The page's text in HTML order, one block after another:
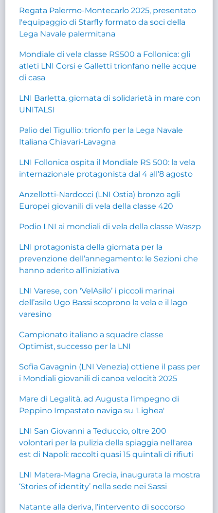
Regata Palermo-Montecarlo 2025, presentato
l'equipaggio di Starfly formato da soci della
Lega Navale palermitana
Mondiale di vela classe RS500 a Follonica: gli
atleti LNI Corsi e Galletti trionfano nelle acque
di casa
LNI Barletta, giornata di solidarietà in mare con
UNITALSI
Palio del Tigullio: trionfo per la Lega Navale
Italiana Chiavari-Lavagna
LNI Follonica ospita il Mondiale RS 500: la vela
internazionale protagonista dal 4 all’8 agosto
Anzellotti-Nardocci (LNI Ostia) bronzo agli
Europei giovanili di vela della classe 420
Podio LNI ai mondiali di vela della classe Waszp
LNI protagonista della giornata per la
prevenzione dell’annegamento: le Sezioni che
hanno aderito all’iniziativa
LNI Varese, con ‘VelAsilo’ i piccoli marinai
dell’asilo Ugo Bassi scoprono la vela e il lago
varesino
Campionato italiano a squadre classe
Optimist, successo per la LNI
Sofia Gavagnin (LNI Venezia) ottiene il pass per
i Mondiali giovanili di canoa velocità 2025
Mare di Legalità, ad Augusta l'impegno di
Peppino Impastato naviga su 'Lighea'
LNI San Giovanni a Teduccio, oltre 200
volontari per la pulizia della spiaggia nell'area
est di Napoli: raccolti quasi 15 quintali di rifiuti
LNI Matera-Magna Grecia, inaugurata la mostra
‘Stories of identity’ nella sede nei Sassi
Natante alla deriva, l’intervento di soccorso